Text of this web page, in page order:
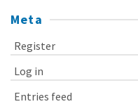
Meta
Register
Log in
Entries feed